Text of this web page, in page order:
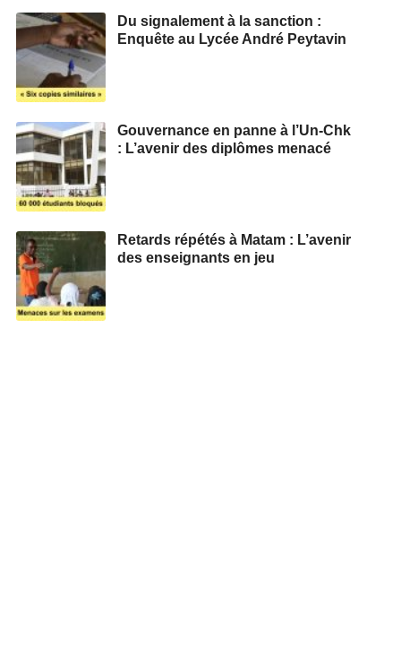
Du signalement à la sanction :
Enquête au Lycée André Peytavin
Gouvernance en panne à l’Un-Chk
: L’avenir des diplômes menacé
Retards répétés à Matam : L’avenir
des enseignants en jeu